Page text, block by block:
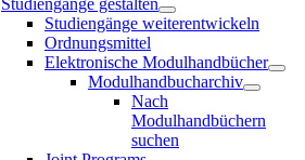
Studiengänge weiterentwickeln
Ordnungsmittel
Elektronische Modulhandbücher
Modulhandbucharchiv
Nach
Modulhandbüchern
suchen